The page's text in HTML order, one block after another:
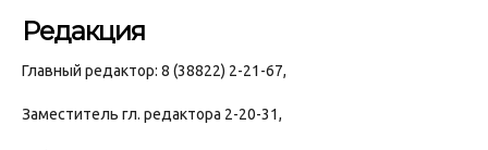
Редакция
Главный редактор: 8 (38822) 2-21-67,
Заместитель гл. редактора 2-20-31,